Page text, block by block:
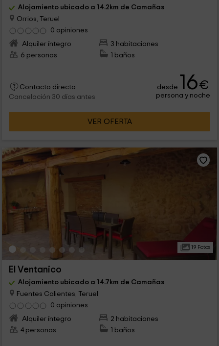
Alojamiento ubicado a 14.2km de Camañas
Orrios, Teruel
0 opiniones
Alquiler íntegro
3 habitaciones
6 personas
1 baños
Contacto directo
Cancelación 30 días antes
desde 16€
persona y noche
VER OFERTA
19 Fotos
El Ventanico
Alojamiento ubicado a 14.7km de Camañas
Fuentes Calientes, Teruel
0 opiniones
Alquiler íntegro
2 habitaciones
4 personas
1 baños